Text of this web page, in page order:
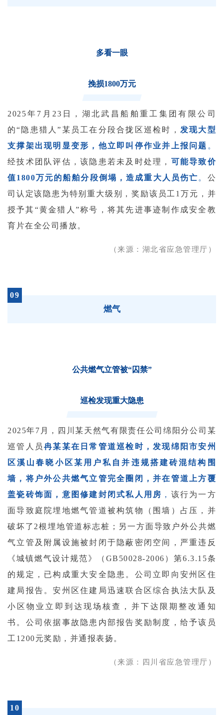
多看一眼
挽损1800万元
2025年7月23日，湖北武昌船舶重工集团有限公司
的“隐患猎人”某员工在分段合拢区巡检时， 发现大型
支撑架出现明显变形，他立即叫停作业并上报问题 。
经技术团队评估，该隐患若未及时处理， 可能导致价
值1800万元的船舶分段倒塌，造成重大人员伤亡 。 公
司认定该隐患为特别重大级别，奖励该员工1万元，并
授予其“黄金猎人”称号，将其先进事迹制作成安全教
育片在全公司播放。
（来源：湖北省应急管理厅）
09
燃气
公共燃气立管被“囚禁”
巡检发现重大隐患
2025年7月，四川某天然气有限责任公司绵阳分公司某
巡管人员冉某某在日常管道巡检时，发现绵阳市安州
区溪山春晓小区某用户私自并违规搭建砖混结构围
墙，将户外公共燃气立管完全圈闭，并在管道上方覆
盖瓷砖饰面，意图修建封闭式私人用房 ， 该行为一方
面导致庭院埋地燃气管道被构筑物（围墙）占压，并
破坏了2根埋地管道标志桩；另一方面导致户外公共燃
气立管及附属设施被封闭于隐蔽密闭空间，严重违反
《城镇燃气设计规范》（GB50028-2006）第6.3.15条
的规定，已构成重大安全隐患。公司立即向安州区住
建局报告。安州区住建局迅速联合区综合执法大队及
小区物业立即到达现场核查，并下达限期整改通知
书。公司依据事故隐患内部报告奖励制度，给予该员
工1200元奖励，并通报表扬。
（来源：四川省应急管理厅）
10